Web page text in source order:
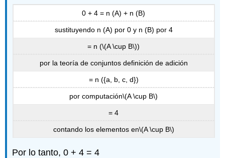
0 + 4 = n (A) + n (B)
sustituyendo n (A) por 0 y n (B) por 4
= n (\(A \cup B\))
por la teoría de conjuntos definición de adición
= n ({a, b, c, d})
por computación\(A \cup B\)
= 4
contando los elementos en\(A \cup B\)
Por lo tanto, 0 + 4 = 4